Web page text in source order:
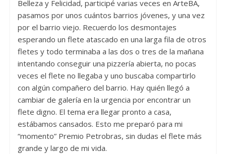
Belleza y Felicidad, participé varias veces en ArteBA,
pasamos por unos cuántos barrios jóvenes, y una vez
por el barrio viejo. Recuerdo los desmontajes
esperando un flete atascado en una larga fila de otros
fletes y todo terminaba a las dos o tres de la mañana
intentando conseguir una pizzería abierta, no pocas
veces el flete no llegaba y uno buscaba compartirlo
con algún compañero del barrio. Hay quién llegó a
cambiar de galería en la urgencia por encontrar un
flete digno. El tema era llegar pronto a casa,
estábamos cansados. Esto me preparó para mi
“momento” Premio Petrobras, sin dudas el flete más
grande y largo de mi vida.